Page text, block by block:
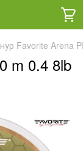
Favorite Arena
m 0.4 8lb